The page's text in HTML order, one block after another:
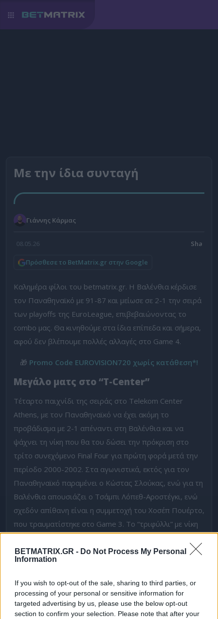
BETMATRIX.GR - Do Not Process My Personal
Information
If you wish to opt-out of the sale, sharing to third parties, or
processing of your personal or sensitive information for
targeted advertising by us, please use the below opt-out
section to confirm your selection. Please note that after your
Με την ίδια συνταγή
Γιάννης Κάρμας
08.05.26
Πρόσθεσε το BetMatrix.gr στην Google
Καλημέρα φίλοι του betmatrix.gr. Η Βαλένθια κέρδισε
τον Παναθηναϊκό με 91-87 και μείωσε σε 2-1 την σειρά
των playoffs της EuroLeague, επιβεβαιώνοντας το
combo μας. Θα κινηθούμε στα ίδια επίπεδα και σήμερα,
αφού δεν βλέπουμε πολλές αλλαγές στο Game 4.
🎁 Promo Code EUROVISION720 χωρίς κατάθεση*!
Μεγάλο ματς στο “T-Center”
Τέταρτο παιχνίδι της σειράς στο Telekom Center
Athens, με τον Παναθηναϊκό να έχει ακόμη το
προβάδισμα με 2-1 απέναντι στη Βαλένθια και να
ψάχνει τη νίκη που θα του δώσει την πρόκριση στο
τρίτο συνεχόμενο Final Four για πρώτη φορά μετά την
περίοδο 2000-2002. Στα αγωνιστικά, εκτός για τον
Παναθηναϊκό παραμένει ο Κώστας Σλούκας, ενώ για τη
Βαλένθια απουσιάζει ο Τσάμπι Λόπεθ-Αροστέγκι, ενώ
σχεδόν απίθανη είναι η συμμετοχή του Χοσέπ Πουέρτο,
που τραυματίστηκε στο Game 3. To “τριφύλλι” με νίκη
θα υπάρξει Game 5 στην Ισπανία την προσεχή
εβδομάδα.
🌐 Εσείς μπήκατε στο νέοCommunity του Betmatrix
Για να δω τι tipsters είστε… Οι 3 κορυφαίοι για τον
μήνα Μάιοκερδίζουν σούπερ δώρα*!